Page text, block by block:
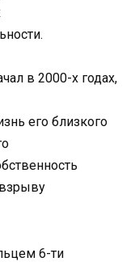
в 2000-х годах,
его близкого
6-ти